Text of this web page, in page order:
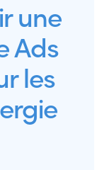
une
Ads
les